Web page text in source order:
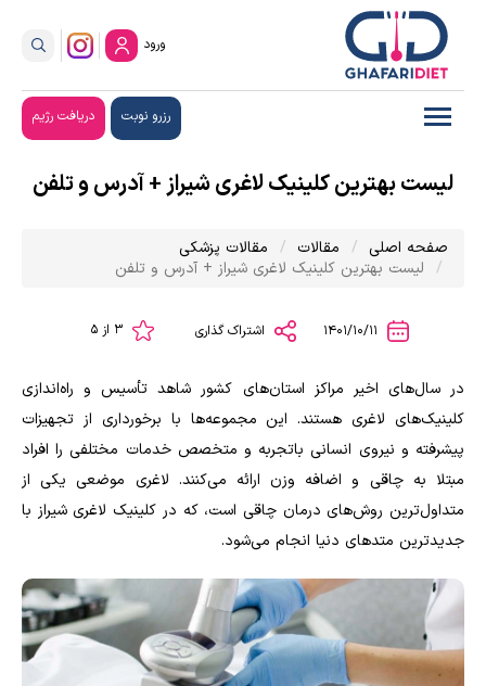
ورود
رزرو نوبت دریافت رژیم
لیست بهترین کلینیک لاغری شیراز + آدرس و تلفن
صفحه اصلی مقالات
مقالات پزشکی
لیست بهترین کلینیک لاغری شیراز + آدرس و تلفن
اشتراک گذاری
در سال‌های اخیر مراکز استان‌های کشور شاهد تأسیس و راه‌اندازی
کلینیک‌های لاغری هستند. این مجموعه‌ها با برخورداری از تجهیزات
پیشرفته و نیروی انسانی باتجربه و متخصص خدمات مختلفی را افراد
مبتلا به چاقی و اضافه وزن ارائه می‌کنند. لاغری موضعی یکی از
متداول‌ترین روش‌های درمان چاقی است، که در کلینیک لاغری شیراز با
جدیدترین متدهای دنیا انجام می‌شود.